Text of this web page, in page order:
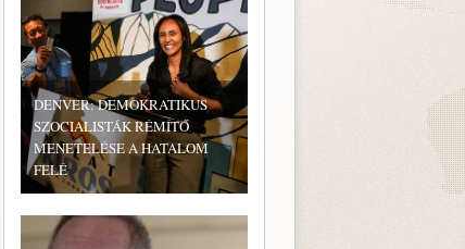
DENVER: DEMOKRATIKUS
SZOCIALISTÁK RÉMÍTŐ
MENETELÉSE A HATALOM
FELÉ